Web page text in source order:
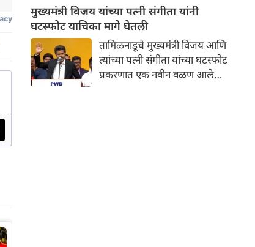
पश्चिम बंगालचे मुख्यमंत्री सुवेंदू
अधिकारी यांनी आज सकाळी
रुग्णालयात जाऊन अभिनेत्याची भेट
घेतली आणि ते लवकरात लवकर बरे
व्हावेत यासाठी शुभेच्छा दिल्या.
मुख्यमंत्र्यांनी सोशल मीडियावर
मुख्यमंत्री विजय यांच्या पत्नी संगीता यांनी
घटस्फोट याचिका मागे घेतली
तामिळनाडूचे मुख्यमंत्री विजय आणि
त्यांच्या पत्नी संगीता यांच्या घटस्फोट
प्रकरणात एक नवीन वळण आले